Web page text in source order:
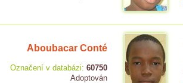
Aboubacar Conté
Označení v databázi: 60750
Adoptován